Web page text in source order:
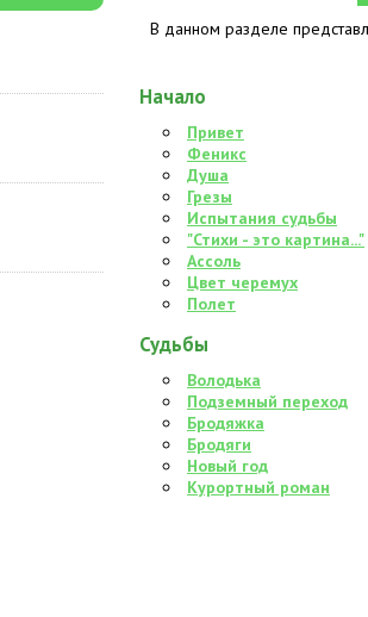
В данном разделе
Начало
Привет
Феникс
Душа
Грезы
Испытания судьбы
"Стихи - это картина..."
Ассоль
Цвет черемух
Полет
Судьбы
Володька
Подземный переход
Бродяжка
Бродяги
Новый год
Курортный роман